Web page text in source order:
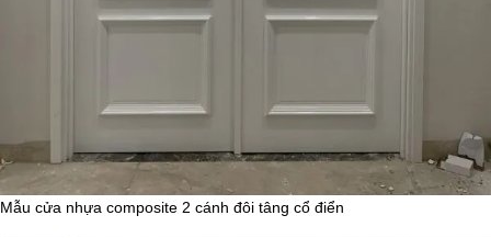
Mẫu cửa nhựa composite 2 cánh đôi tâng cổ điển